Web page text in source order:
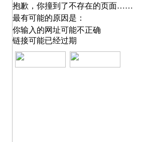
抱歉，你撞到了不存在的页面……
最有可能的原因是：
你输入的网址可能不正确
链接可能已经过期